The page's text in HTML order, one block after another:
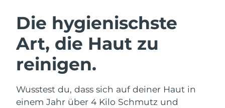
Die hygienischste
Art, die Haut zu
reinigen.
Wusstest du, dass sich auf deiner Haut in
einem Jahr über 4 Kilo Schmutz und
Gesichtsreinigung
Anti-aging massage
Microcurrent toning
Österreich Erwartete Lieferung
Bahrain Erwartete Lieferung
Belgien
Bermuda Erwartete Lieferung